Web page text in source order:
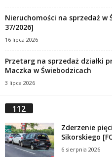
Nieruchomości na sprzedaż w
37/2026]
16 lipca 2026
Przetarg na sprzedaż działki
Maczka w Świebodzicach
3 lipca 2026
112
Zderzenie
Sikorskiego
6 sierpnia 2026